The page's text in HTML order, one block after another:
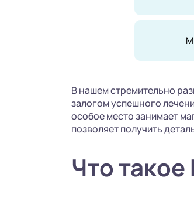
В нашем стремительно
залогом успешного
особое место занимает
позволяет получить
Что